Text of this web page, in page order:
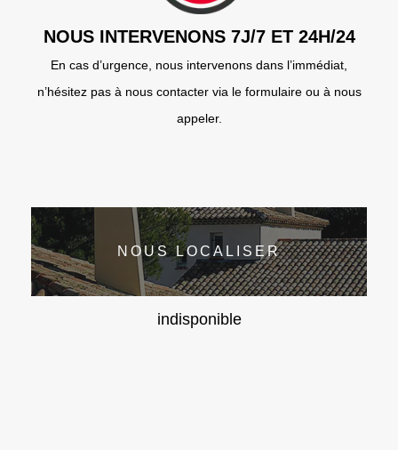
NOUS INTERVENONS 7J/7 ET 24H/24
En cas d’urgence, nous intervenons dans l’immédiat,
n’hésitez pas à nous contacter via le formulaire ou à nous
appeler.
NOUS LOCALISER
indisponible